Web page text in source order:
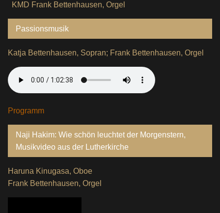
KMD Frank Bettenhausen, Orgel
Passionsmusik
Katja Bettenhausen, Sopran; Frank Bettenhausen, Orgel
Programm
Naji Hakim: Wie schön leuchtet der Morgenstern,
Musikvideo aus der Lutherkirche
Haruna Kinugasa, Oboe
Frank Bettenhausen, Orgel